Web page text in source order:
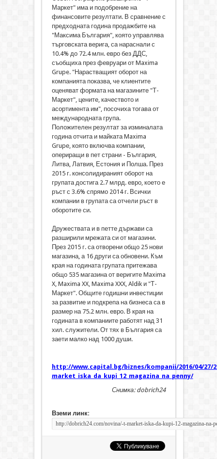
Маркет" има и подобрение на
финансовите резултати. В сравнение с
предходната година продажбите на
"Максима България", която управлява
търговската верига, са нараснали с
10.4% до 72.4 млн. евро без ДДС,
съобщиха през февруари от Maxima
Grupe. "Нарастващият оборот на
компанията показва, че клиентите
оценяват формата на магазините "Т-
Маркет", цените, качеството и
асортимента им", посочиха тогава от
международната група.
Положителен резултат за изминалата
година отчита и майката Maxima
Grupе, която включва компании,
опериращи в пет страни - България,
Литва, Латвия, Естония и Полша. През
2015 г. консолидираният оборот на
групата достига 2.7 млрд. евро, което е
ръст с 3.6% спрямо 2014 г. Всички
компании в групата са отчели ръст в
оборотите си.
Дружествата и в петте държави са
разширили мрежата си от магазини.
През 2015 г. са отворени общо 25 нови
магазина, а 16 други са обновени. Към
края на годината групата притежава
общо 535 магазина от веригите Maxima
X, Maxima XX, Maxima XXX, Aldik и "Т-
Маркет". Общите годишни инвестиции
за развитие и подкрепа на бизнеса са в
размер на 75.2 млн. евро. В края на
годината в компаниите работят над 31
хил. служители. От тях в България са
заети малко над 1000 души.
http://www.capital.bg/biznes/kompanii/2016/04/27/
market_iska_da_kupi_12_magazina_na_penny/
Снимка: dobrich24
Вземи линк: